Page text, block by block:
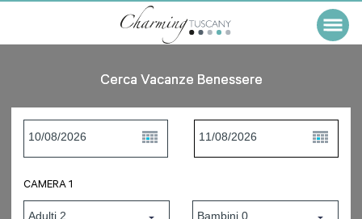
Cerca Vacanze Benessere
CAMERA 1